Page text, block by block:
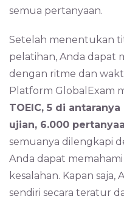
semua pertanyaan.
Setelah menentukan
pelatihan, Anda dapat
dengan ritme dan
Platform GlobalExam
TOEIC, 5 di
ujian, 6.000
semuanya dilengkapi
Anda dapat
kesalahan. Kapan
sendiri secara teratur